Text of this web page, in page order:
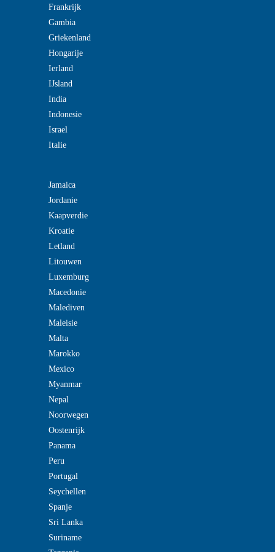
Frankrijk
Gambia
Griekenland
Hongarije
Ierland
IJsland
India
Indonesie
Israel
Italie
Jamaica
Jordanie
Kaapverdie
Kroatie
Letland
Litouwen
Luxemburg
Macedonie
Malediven
Maleisie
Malta
Marokko
Mexico
Myanmar
Nepal
Noorwegen
Oostenrijk
Panama
Peru
Portugal
Seychellen
Spanje
Sri Lanka
Suriname